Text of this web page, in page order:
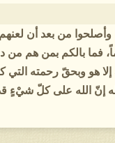
وأصلحوا من بعد أن
فما بالكم بمن هم
إلا هو وبحقّ رحمته
الله على كلّ شيْءٍ